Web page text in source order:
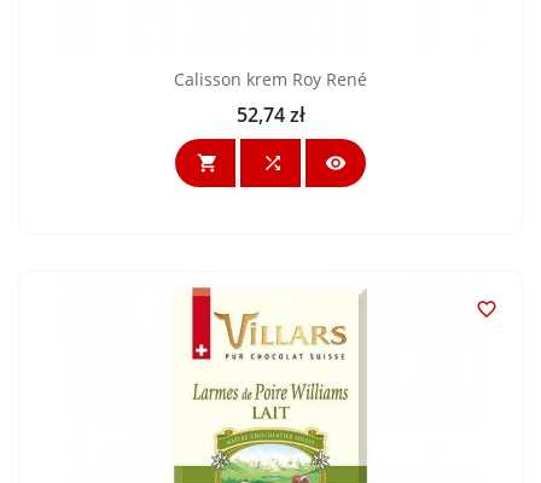
Calisson krem ​​Roy René
Cena
52,74 zł
  
